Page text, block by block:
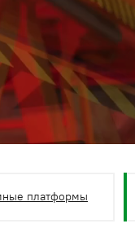
платформы